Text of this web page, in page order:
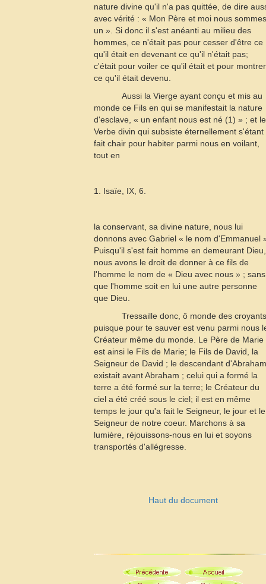
nature divine qu'il n'a pas quittée, de dire
avec vérité : « Mon Père et moi nous sommes
un ». Si donc il s'est anéanti au milieu des
hommes, ce n'était pas pour cesser d'être ce
qu'il était en devenant ce qu'il n'était pas;
c'était pour voiler ce qu'il était et pour montrer
ce qu'il était devenu.
Aussi la Vierge ayant conçu et mis au
monde ce Fils en qui se manifestait la nature
d'esclave, « un enfant nous est né (1) » ; et le
Verbe divin qui subsiste éternellement s'étant
fait chair pour habiter parmi nous en voilant,
tout en
1. Isaïe, IX, 6.
la conservant, sa divine nature, nous lui
donnons avec Gabriel « le nom d'Emmanuel
Puisqu'il s'est fait homme en demeurant Dieu,
nous avons le droit de donner à ce fils de
l'homme le nom de « Dieu avec nous » ; sans
que l'homme soit en lui une autre personne
que Dieu.
Tressaille donc, ô monde des
puisque pour te sauver est venu parmi nous
Créateur même du monde. Le Père de Marie
est ainsi le Fils de Marie; le Fils de David, la
Seigneur de David ; le descendant d'Abraham
existait avant Abraham ; celui qui a formé la
terre a été formé sur la terre; le Créateur du
ciel a été créé sous le ciel; il est en même
temps le jour qu'a fait le Seigneur, le jour et le
Seigneur de notre coeur. Marchons à sa
lumière, réjouissons-nous en lui et soyons
transportés d'allégresse.
Haut du document